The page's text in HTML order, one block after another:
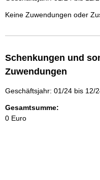
Keine Zuwendungen oder
Schenkungen und
Zuwendungen
Geschäftsjahr: 01/24 bis 12/
Gesamtsumme:
0 Euro